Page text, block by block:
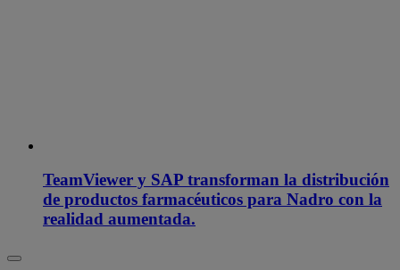
TeamViewer y SAP transforman la distribución
de productos farmacéuticos para Nadro con la
realidad aumentada.